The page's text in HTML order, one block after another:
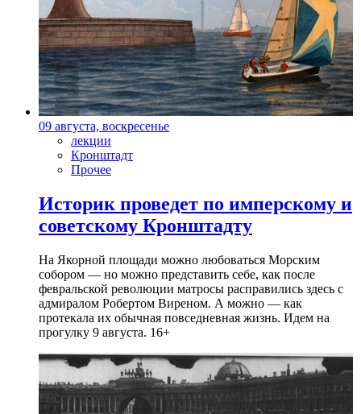
09 августа, воскресенье
лекции
Кронштадт
Прочее
Историк проведет по имперскому и
советскому Кронштадту
На Якорной площади можно любоваться Морским
собором — но можно представить себе, как после
февральской революции матросы расправились здесь с
адмиралом Робертом Виреном. А можно — как
протекала их обычная повседневная жизнь. Идем на
прогулку 9 августа. 16+